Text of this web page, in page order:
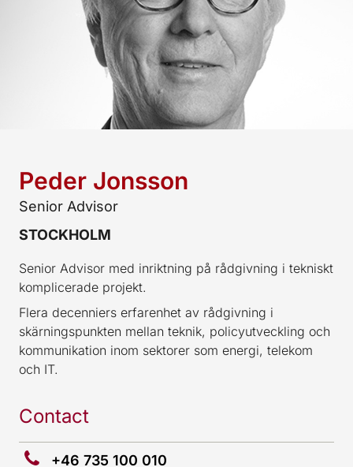
Peder Jonsson
Senior Advisor
STOCKHOLM
Senior Advisor med inriktning på rådgivning i tekniskt
komplicerade projekt.
Flera decenniers erfarenhet av rådgivning i
skärningspunkten mellan teknik, policyutveckling och
kommunikation inom sektorer som energi, telekom
och IT.
Contact
+46 735 100 010